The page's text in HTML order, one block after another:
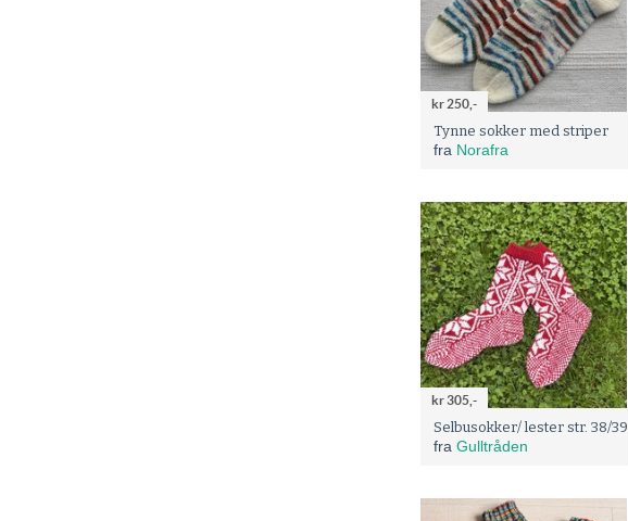
kr 250,-
Tynne sokker med striper
fra Norafra
kr 305,-
Selbusokker/ lester str. 38/39
fra Gulltråden